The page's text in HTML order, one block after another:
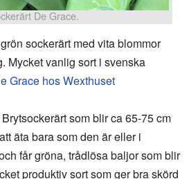
De Grace.
sockerärt med vita blommor
Mycket vanlig sort i svenska
Grace hos Wexthuset
som blir ca 65-75 cm
äta bara som den är eller i
får gröna, trådlösa baljor som blir
produktiv sort som ger bra skörd